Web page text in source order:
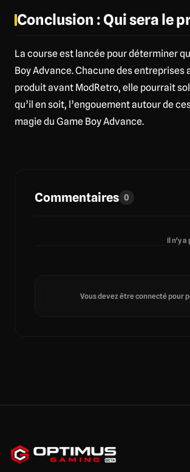
Conclusion : Qui sera le
La course est lancée pour déterminer
Boy Advance. Chacune des
produit avant ModRetro, elle pourrait
qu’il en soit, l’engouement autour de
magie du Game Boy Advance.
Commentaires 0
Il n'y
Vous devez être connecté pour